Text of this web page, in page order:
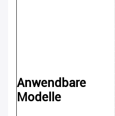
Anwendbare
Modelle